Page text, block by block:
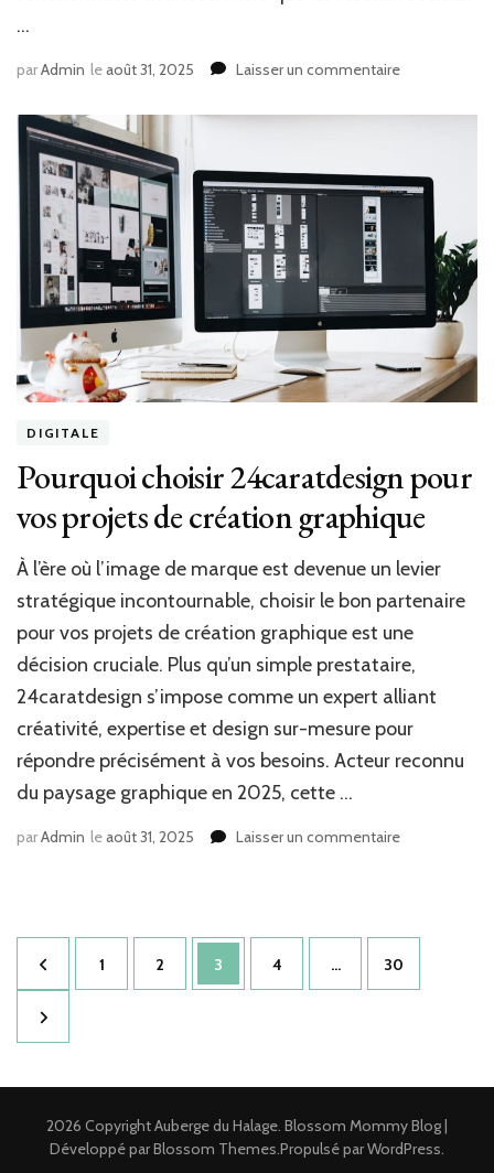
…
parAdmin leaoût 31, 2025 Laisser un commentairesur
la
de
Twity.fr
expérience
optimale
DIGITALE
Pourquoi choisir 24caratdesign pour
vos projets de création graphique
À l’ère où l’image de marque est devenue un levier
stratégique incontournable, choisir le bon partenaire
pour vos projets de création graphique est une
décision cruciale. Plus qu’un simple prestataire,
24caratdesign s’impose comme un expert alliant
créativité, expertise et design sur-mesure pour
répondre précisément à vos besoins. Acteur reconnu
du paysage graphique en 2025, cette …
parAdmin leaoût 31, 2025 Laisser un commentairesur
projets
Pagination
des
publications
Page
1 Page
2 Page
3 Page
4 … Page
30
2026 CopyrightAuberge du Halage. Blossom Mommy Blog |
Développé parBlossom Themes.Propulsé parWordPress.